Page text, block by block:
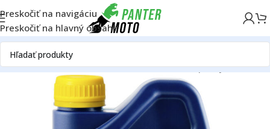
Preskočiť na navigáciu
Preskočiť na hlavný obsah
DomovOFF ROADMotorChladičChladiace kvapaliny